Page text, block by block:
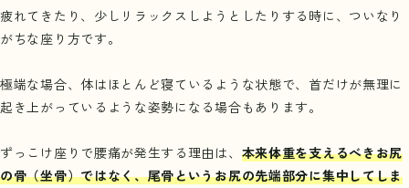
疲れてきたり、少しリラックスしようとしたりする時に、ついなり
がちな座り方です。
極端な場合、体はほとんど寝ているような状態で、首だけが無理に
起き上がっているような姿勢になる場合もあります。
ずっこけ座りで腰痛が発生する理由は、 本来体重を支えるべきお尻
の骨（坐骨）ではなく、尾骨というお尻の先端部分に集中してしま